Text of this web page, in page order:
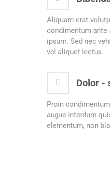
Aliquam erat
condimentum ante
ipsum. Sed nec
vel aliquet lectus.
Dolor -
Proin
augue interdum
elementum, non